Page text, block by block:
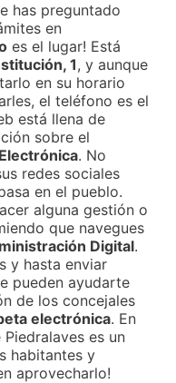
has preguntado
en
es el lugar! Está
1, y aunque
en su horario
el teléfono es el
está llena de
sobre el
. No
redes sociales
en el pueblo.
alguna gestión o
que navegues
Digital.
y hasta enviar
pueden ayudarte
de los concejales
electrónica. En
es un
habitantes y
aprovecharlo!